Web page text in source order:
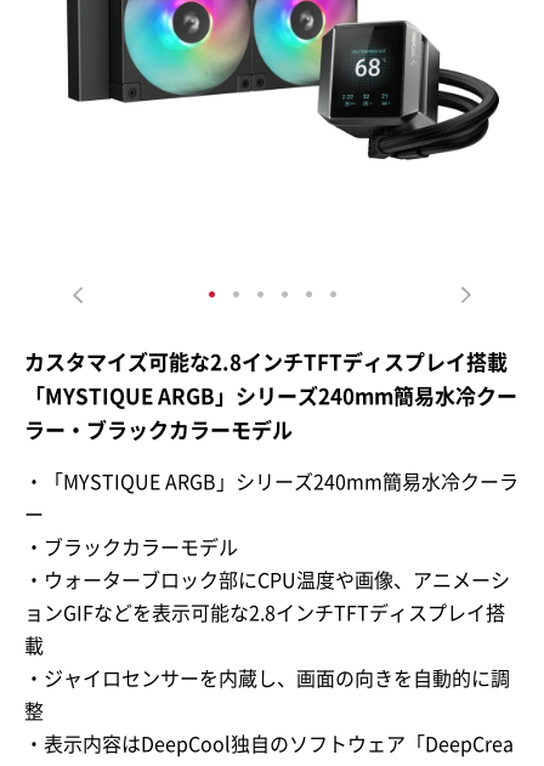
カスタマイズ可能な2.8インチTFTディスプレイ搭載
「MYSTIQUE ARGB」シリーズ240mm簡易水冷クー
ラー・ブラックカラーモデル
・「MYSTIQUE ARGB」シリーズ240mm簡易水冷クーラ
ー
・ブラックカラーモデル
・ウォーターブロック部にCPU温度や画像、アニメーシ
ョンGIFなどを表示可能な2.8インチTFTディスプレイ搭
載
・ジャイロセンサーを内蔵し、画面の向きを自動的に調
整
・表示内容はDeepCool独自のソフトウェア「DeepCrea